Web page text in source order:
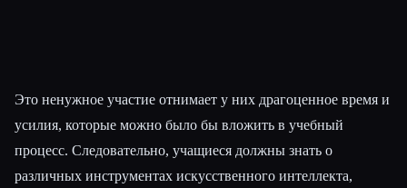
Это ненужное участие отнимает у них драгоценное время и
усилия, которые можно было бы вложить в учебный
процесс. Следовательно, учащиеся должны знать о
различных инструментах искусственного интеллекта,